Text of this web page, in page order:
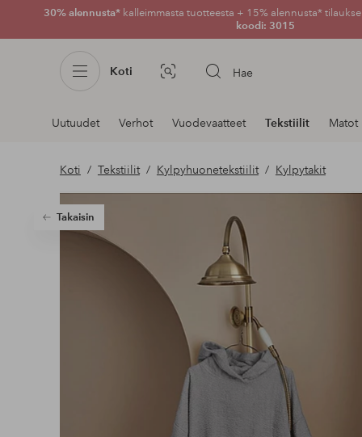
30% alennusta* kalleimmasta tuotteesta + 15% alennusta*
koodi: 3015
Koti Kuvahaku Hae
Navigointi
osastoilla
Uutuudet Verhot Vuodevaatteet Tekstiilit Matot
Koti Tekstiilit Kylpyhuonetekstiilit Kylpytakit
Takaisin